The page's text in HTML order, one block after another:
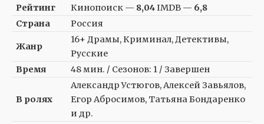
Рейтинг Кинопоиск — 8,04IMDB — 6,8
Страна
Россия
Жанр
16+ Драмы, Криминал, Детективы,
Русские
Время
48 мин. / Сезонов: 1 / Завершен
В ролях
Александр Устюгов, Алексей Завьялов,
Егор Абросимов, Татьяна Бондаренко
и др.